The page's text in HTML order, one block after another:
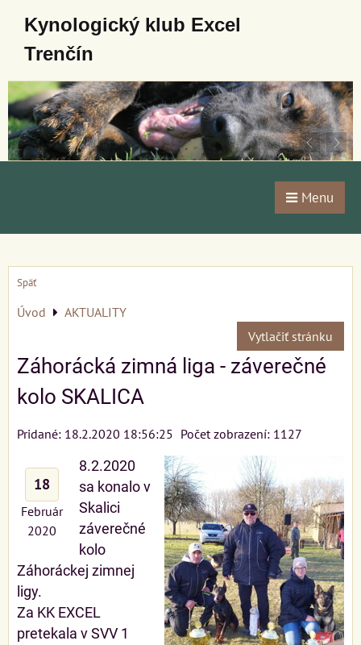
Kynologický klub Excel
Trenčín
Menu
Späť
Úvod
AKTUALITY
Vytlačiť stránku
Záhorácká zimná liga - záverečné
kolo SKALICA
Pridané: 18.2.2020 18:56:25 Počet zobrazení: 1127
18
Február
2020
8.2.2020
sa konalo v
Skalici
záverečné
kolo
Záhoráckej zimnej
ligy.
Za KK EXCEL
pretekala v SVV 1